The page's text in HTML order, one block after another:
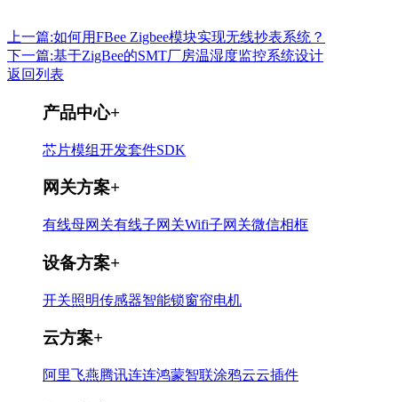
上一篇:如何用FBee Zigbee模块实现无线抄表系统？
下一篇:基于ZigBee的SMT厂房温湿度监控系统设计
返回列表
产品中心+
芯片模组开发套件SDK
网关方案+
有线母网关有线子网关Wifi子网关微信相框
设备方案+
开关照明传感器智能锁窗帘电机
云方案+
阿里飞燕腾讯连连鸿蒙智联涂鸦云云插件